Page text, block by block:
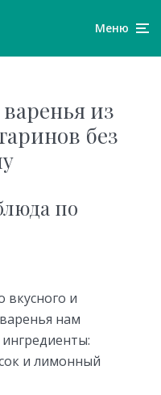
Меню
из
без
по
вкусного и
нам
и лимонный